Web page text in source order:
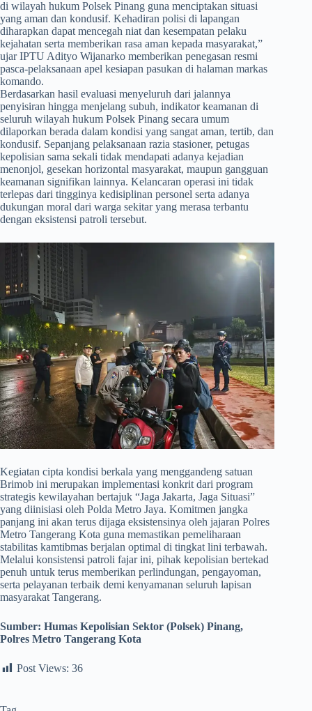
di wilayah hukum Polsek Pinang guna menciptakan situasi
yang aman dan kondusif. Kehadiran polisi di lapangan
diharapkan dapat mencegah niat dan kesempatan pelaku
kejahatan serta memberikan rasa aman kepada masyarakat,”
ujar IPTU Adityo Wijanarko memberikan penegasan resmi
pasca-pelaksanaan apel kesiapan pasukan di halaman markas
komando.
​Berdasarkan hasil evaluasi menyeluruh dari jalannya
penyisiran hingga menjelang subuh, indikator keamanan di
seluruh wilayah hukum Polsek Pinang secara umum
dilaporkan berada dalam kondisi yang sangat aman, tertib, dan
kondusif. Sepanjang pelaksanaan razia stasioner, petugas
kepolisian sama sekali tidak mendapati adanya kejadian
menonjol, gesekan horizontal masyarakat, maupun gangguan
keamanan signifikan lainnya. Kelancaran operasi ini tidak
terlepas dari tingginya kedisiplinan personel serta adanya
dukungan moral dari warga sekitar yang merasa terbantu
dengan eksistensi patroli tersebut.
​Kegiatan cipta kondisi berkala yang menggandeng satuan
Brimob ini merupakan implementasi konkrit dari program
strategis kewilayahan bertajuk “Jaga Jakarta, Jaga Situasi”
yang diinisiasi oleh Polda Metro Jaya. Komitmen jangka
panjang ini akan terus dijaga eksistensinya oleh jajaran Polres
Metro Tangerang Kota guna memastikan pemeliharaan
stabilitas kamtibmas berjalan optimal di tingkat lini terbawah.
Melalui konsistensi patroli fajar ini, pihak kepolisian bertekad
penuh untuk terus memberikan perlindungan, pengayoman,
serta pelayanan terbaik demi kenyamanan seluruh lapisan
masyarakat Tangerang.
Sumber: Humas Kepolisian Sektor (Polsek) Pinang,
Polres Metro Tangerang Kota
Post Views: 36